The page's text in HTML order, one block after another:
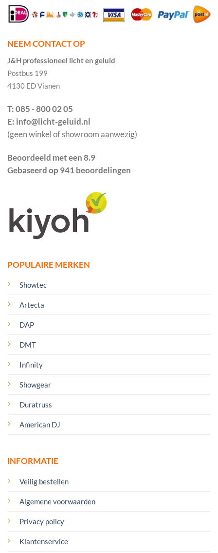
POPULAIRE MERKEN
Showtec
Artecta
DAP
DMT
Infinity
Showgear
Duratruss
American DJ
INFORMATIE
Veilig bestellen
Algemene voorwaarden
Privacy policy
Klantenservice
NEEM CONTACT OP
J&H professioneel licht en geluid
Postbus 199
4130 ED Vianen
T: 085 - 800 02 05
E: info@licht-geluid.nl
(geen winkel of showroom aanwezig)
Beoordeeld met een 8.9
Gebaseerd op 941 beoordelingen